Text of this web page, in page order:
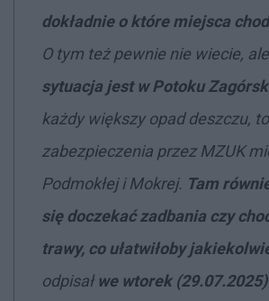
dokładnie o które miejsca
O tym też pewnie nie wiecie, ale
sytuacja jest w Potoku
każdy większy opad deszczu,
zabezpieczenia przez MZUK
Podmokłej i Mokrej. Tam
się doczekać zadbania czy
trawy, co ułatwiłoby
odpisał we wtorek